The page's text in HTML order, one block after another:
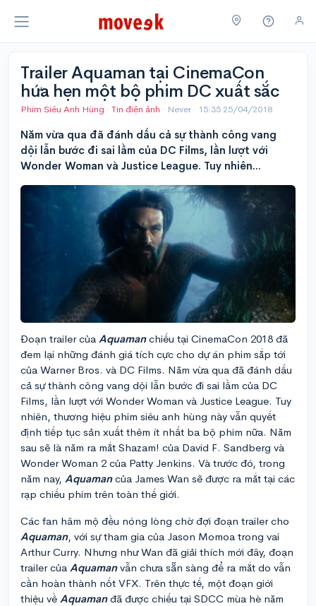
Trailer Aquaman tại CinemaCon
hứa hẹn một bộ phim DC xuất sắc
Phim Siêu Anh Hùng · Tin điện ảnh · Never · 15:35 25/04/2018
Năm vừa qua đã đánh dấu cả sự thành công vang
dội lẫn bước đi sai lầm của DC Films, lần lượt với
Wonder Woman và Justice League. Tuy nhiên...
Đoạn trailer của Aquamanchiếu tại CinemaCon 2018 đã
đem lại những đánh giá tích cực cho dự án phim sắp tới
của Warner Bros. và DC Films. Năm vừa qua đã đánh dấu
cả sự thành công vang dội lẫn bước đi sai lầm của DC
Films, lần lượt với Wonder Woman và Justice League. Tuy
nhiên, thương hiệu phim siêu anh hùng này vẫn quyết
định tiếp tục sản xuất thêm ít nhất ba bộ phim nữa. Năm
sau sẽ là năm ra mắt Shazam! của David F. Sandberg và
Wonder Woman 2 của Patty Jenkins. Và trước đó, trong
năm nay, Aquamancủa James Wan sẽ được ra mắt tại các
rạp chiếu phim trên toàn thế giới.
Các fan hâm mộ đều nóng lòng chờ đợi đoạn trailer cho
Aquaman, với sự tham gia của Jason Momoa trong vai
Arthur Curry. Nhưng như Wan đã giải thích mới đây, đoạn
trailer của Aquamanvẫn chưa sẵn sàng để ra mắt do vẫn
cần hoàn thành nốt VFX. Trên thực tế, một đoạn giới
thiệu về Aquamanđã được chiếu tại SDCC mùa hè năm